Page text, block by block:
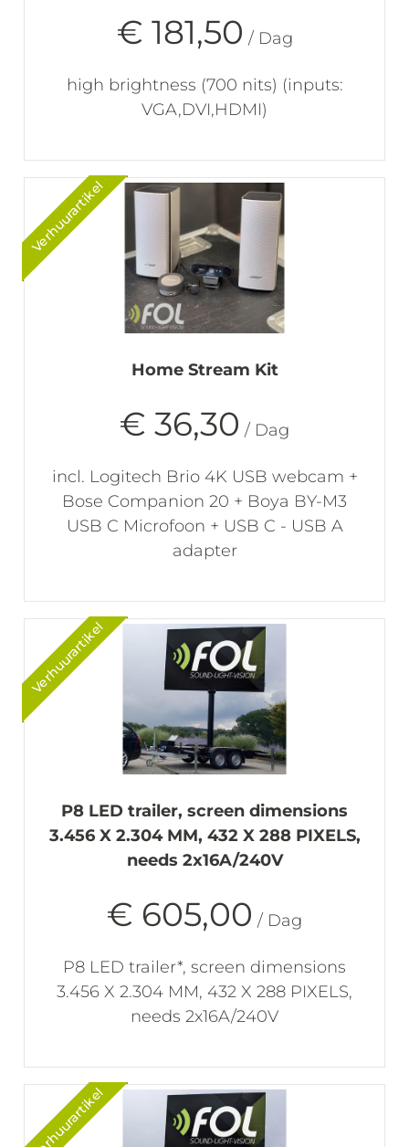
€ 181,50 / Dag
high brightness (700 nits) (inputs:
VGA,DVI,HDMI)
Home Stream Kit
€ 36,30 / Dag
incl. Logitech Brio 4K USB webcam +
Bose Companion 20 + Boya BY-M3
USB C Microfoon + USB C - USB A
adapter
Verhuurartikel
P8 LED trailer, screen dimensions
3.456 X 2.304 MM, 432 X 288 PIXELS,
needs 2x16A/240V
€ 605,00 / Dag
P8 LED trailer*, screen dimensions
3.456 X 2.304 MM, 432 X 288 PIXELS,
needs 2x16A/240V
Verhuurartikel
Verhuurartikel